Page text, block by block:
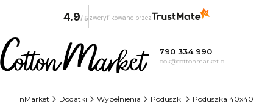
790 334 990
bok@cottonmarket.pl
CottonMarket Dodatki Wypełnienia Poduszki Poduszka 40x40
4.9/ 5 zweryfikowane przez